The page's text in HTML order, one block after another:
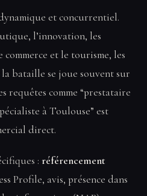
et concurrentiel.
l’innovation, les
commerce et le tourisme, les
bataille se joue souvent sur
requêtes comme “prestataire
à Toulouse” est
direct.
: référencement
Profile, avis, présence dans